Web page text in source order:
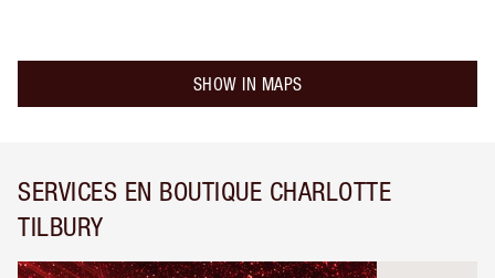
SHOW IN MAPS
SERVICES EN BOUTIQUE CHARLOTTE
TILBURY